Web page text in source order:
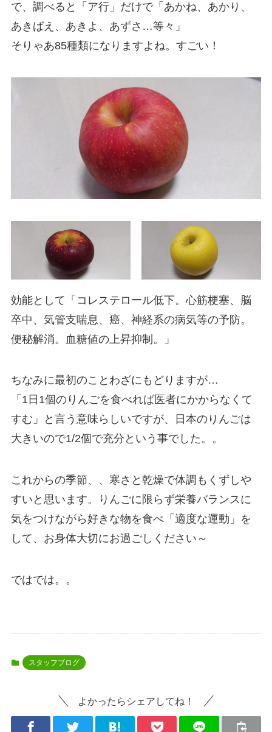
で、調べると「ア行」だけで「あかね、あかり、
あきばえ、あきよ、あずさ…等々」
そりゃあ85種類になりますよね。すごい！
効能として「コレステロール低下。心筋梗塞、脳
卒中、気管支喘息、癌、神経系の病気等の予防。
便秘解消。血糖値の上昇抑制。」
ちなみに最初のことわざにもどりますが…
「1日1個のりんごを食べれば医者にかからなくて
すむ」と言う意味らしいですが、日本のりんごは
大きいので1/2個で充分という事でした。。
これからの季節、、寒さと乾燥で体調もくずしや
すいと思います。りんごに限らず栄養バランスに
気をつけながら好きな物を食べ「適度な運動」を
して、お身体大切にお過ごしください～
ではでは。。
スタッフブログ
よかったらシェアしてね！